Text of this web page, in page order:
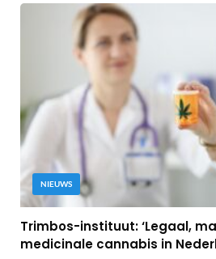
NIEUWS
Trimbos-instituut: ‘Legaal,
medicinale cannabis in